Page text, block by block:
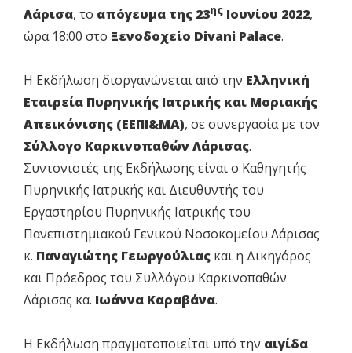
Λάρισα, το απόγευμα της 23ης Ιουνίου 2022,
ώρα 18:00 στο Ξενοδοχείο Divani Palace.
Η Εκδήλωση διοργανώνεται από την Ελληνική
Εταιρεία Πυρηνικής Ιατρικής και Μοριακής
Απεικόνισης (ΕΕΠΙ&ΜΑ), σε συνεργασία με τον
Σύλλογο Καρκινοπαθών Λάρισας.
Συντονιστές της Εκδήλωσης είναι ο Καθηγητής
Πυρηνικής Ιατρικής και Διευθυντής του
Εργαστηρίου Πυρηνικής Ιατρικής του
Πανεπιστημιακού Γενικού Νοσοκομείου Λάρισας
κ. Παναγιώτης Γεωργούλιας και η Δικηγόρος
και Πρόεδρος του Συλλόγου Καρκινοπαθών
Λάρισας κα. Ιωάννα Καραβάνα.
Η Εκδήλωση πραγματοποιείται υπό την αιγίδα